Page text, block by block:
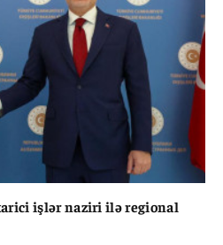
işlər naziri ilə regional